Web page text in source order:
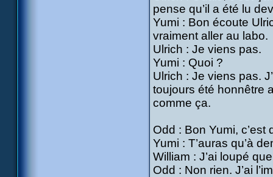
pense qu’il a été lu
Yumi : Bon écoute
vraiment aller au labo.
Ulrich : Je viens pas.
Yumi : Quoi ?
Ulrich : Je viens pas.
toujours été honnêtre
comme ça.
Odd : Bon Yumi, c’est
Yumi : T’auras qu’à
William : J’ai loupé
Odd : Non rien. J’ai